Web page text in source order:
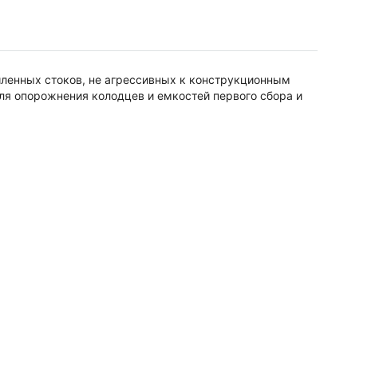
стоков, не агрессивных к конструкционным
опорожнения колодцев и емкостей первого сбора и